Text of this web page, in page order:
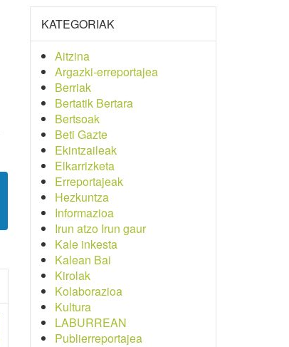
KATEGORIAK
Aitzina
Argazki-erreportajea
Berriak
Bertatik Bertara
Bertsoak
Beti Gazte
Ekintzaileak
Elkarrizketa
Erreportajeak
Hezkuntza
Informazioa
Irun atzo Irun gaur
Kale inkesta
Kalean Bai
Kirolak
Kolaborazioa
Kultura
LABURREAN
Publierreportajea